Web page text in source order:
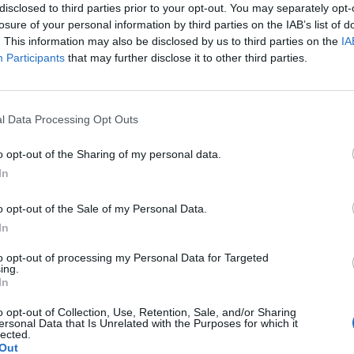
to third parties prior to your opt-out. You may separately
of your personal information by third parties on the IAB’s list of
This information may also be disclosed by us to third parties on the
Participants that may further disclose it to other third parties.
Data Processing Opt Outs
opt-out of the Sharing of my personal data.
opt-out of the Sale of my Personal Data.
opt-out of processing my Personal Data for Targeted
opt-out of Collection, Use, Retention, Sale, and/or Sharing
Data that Is Unrelated with the Purposes for which it
Cassazione - che in quella sede
- chieda di passare direttamente al
merito delle accuse mosse al pm
che è passato tanto tempo dalla
tutto il tempo in questi mesi di
De Magistris torna ad occuparsi la
di Palazzo dei Marescialli:
incompatibilità ambientale, come
giorni fa dalla relatrice Letizia Vacca,
Rudy Giuliani a Come States?
americana